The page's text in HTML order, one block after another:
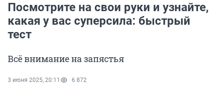
Посмотрите на свои руки и узнайте,
какая у вас суперсила: быстрый
тест
Всё внимание на запястья
3 июня 2025, 20:11 6 872